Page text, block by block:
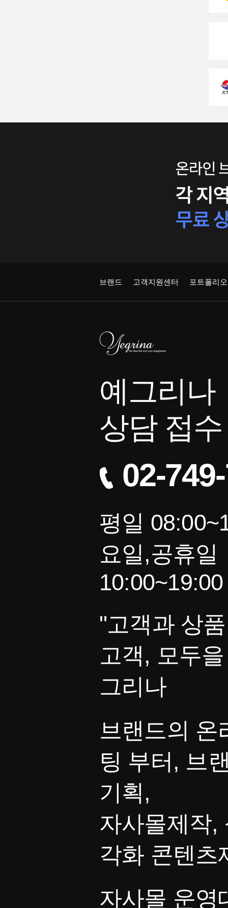
브랜드 고객지원센터 포트폴리오
예그리나
상담 접수
02-
평일
요일,공휴일
10:00~19:00
"고객과 상
고객, 모두
그리나
브랜드의 온
팅 부터, 브
기획,
자사몰제작,
각화 콘텐츠
자사몰 운영